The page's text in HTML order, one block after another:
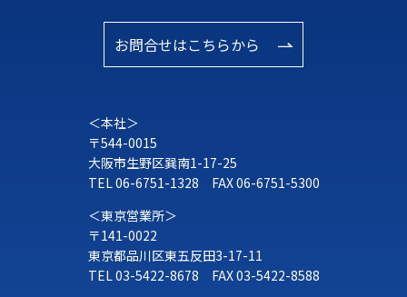
お問合せはこちらから
＜本社＞
〒544-0015
大阪市生野区巽南1-17-25
TEL 06-6751-1328 FAX 06-6751-5300
＜東京営業所＞
〒141-0022
東京都品川区東五反田3-17-11
TEL 03-5422-8678 FAX 03-5422-8588